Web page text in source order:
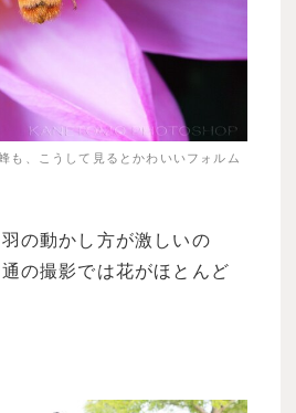
も、こうして見るとかわいいフォルム
の動かし方が激しいの
の撮影では花がほとんど